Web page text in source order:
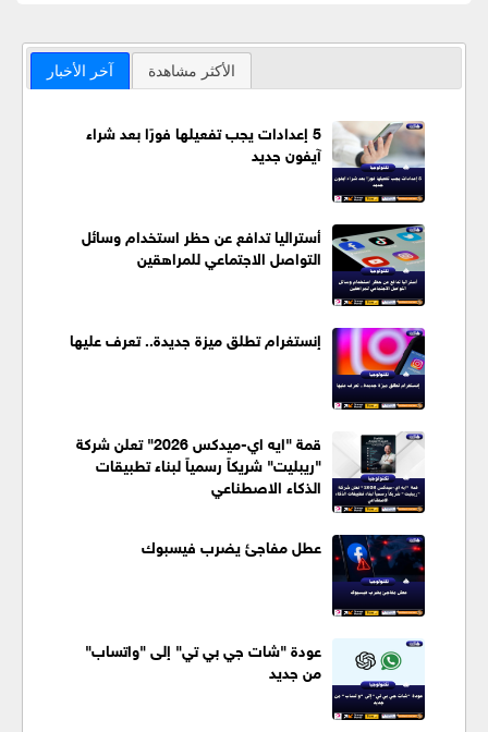
آخر الأخبار الأكثر مشاهدة
5 إعدادات يجب تفعيلها فورًا بعد شراء
آيفون جديد
أستراليا تدافع عن حظر استخدام وسائل
التواصل الاجتماعي للمراهقين
إنستغرام تطلق ميزة جديدة.. تعرف عليها
قمة "ايه اي-ميدكس 2026" تعلن شركة
"ريبليت" شريكاً رسمياً لبناء تطبيقات
الذكاء الاصطناعي
عطل مفاجئ يضرب فيسبوك
عودة "شات جي بي تي" إلى "واتساب"
من جديد